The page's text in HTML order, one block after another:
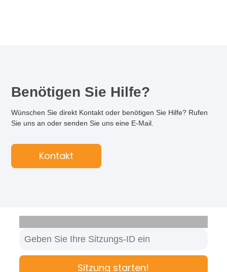
Benötigen Sie Hilfe?
Wünschen Sie direkt Kontakt oder benötigen Sie Hilfe? Rufen
Sie uns an oder senden Sie uns eine E-Mail.
Kontakt
Sitzung starten!